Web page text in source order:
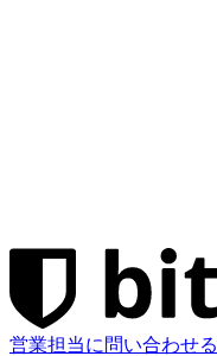
営業担当に問い合わせる